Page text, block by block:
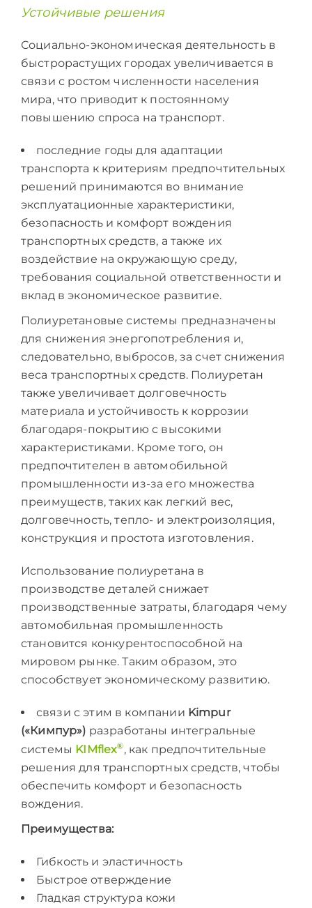
Устойчивые решения
Социально-экономическая деятельность в
быстрорастущих городах увеличивается в
связи с ростом численности населения
мира, что приводит к постоянному
повышению спроса на транспорт.
последние годы для адаптации
транспорта к критериям предпочтительных
решений принимаются во внимание
эксплуатационные характеристики,
безопасность и комфорт вождения
транспортных средств, а также их
воздействие на окружающую среду,
требования социальной ответственности и
вклад в экономическое развитие.
Полиуретановые системы предназначены
для снижения энергопотребления и,
следовательно, выбросов, за счет снижения
веса транспортных средств. Полиуретан
также увеличивает долговечность
материала и устойчивость к коррозии
благодаря-покрытию с высокими
характеристиками. Кроме того, он
предпочтителен в автомобильной
промышленности из-за его множества
преимуществ, таких как легкий вес,
долговечность, тепло- и электроизоляция,
конструкция и простота изготовления.
Использование полиуретана в
производстве деталей снижает
производственные затраты, благодаря чему
автомобильная промышленность
становится конкурентоспособной на
мировом рынке. Таким образом, это
способствует экономическому развитию.
связи с этим в компании Kimpur
(«Кимпур») разработаны интегральные
системы KIMflex®, как предпочтительные
решения для транспортных средств, чтобы
обеспечить комфорт и безопасность
вождения.
Преимущества:
Гибкость и эластичность
Быстрое отверждение
Гладкая структура кожи